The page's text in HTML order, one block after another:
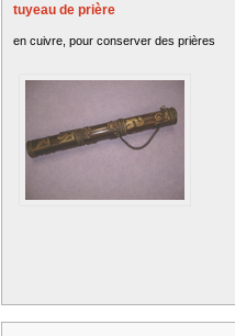
tuyeau de prière
en cuivre, pour conserver des prières